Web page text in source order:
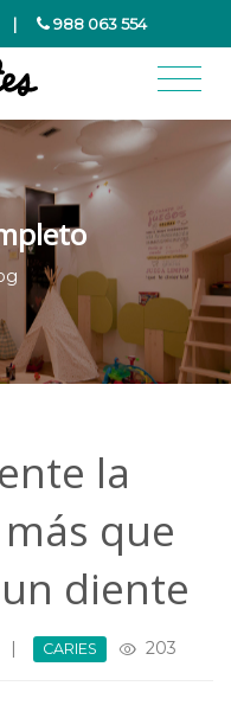
| 988 063 554
la
que
diente
| CARIES 203